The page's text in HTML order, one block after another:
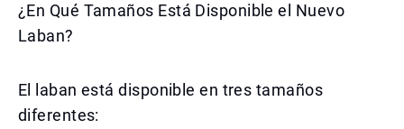
¿En Qué Tamaños Está Disponible el Nuevo
Laban?
El laban está disponible en tres tamaños
diferentes: